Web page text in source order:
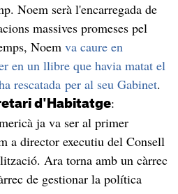
Noem serà l'encarregada de
massives promeses pel
Noemva caure en
en un llibre que havia matat el
rescatada per al seu Gabinet.
d'Habitatge:
ja va ser al primer
a director executiu del Consell
Ara torna amb un càrrec
de gestionar la política